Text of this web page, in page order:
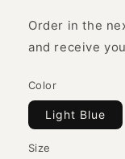
Order in the
and receive
Color
Light Blue
Size